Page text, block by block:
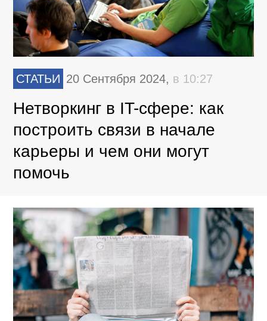
СТАТЬИ 20 Сентября 2024, в 10:27
Нетворкинг в IT-сфере: как
построить связи в начале
карьеры и чем они могут
помочь